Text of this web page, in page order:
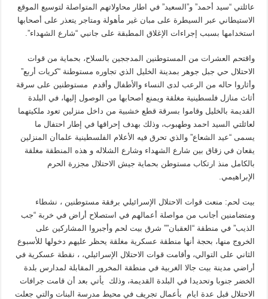
عائلتي “سيد أحمد” و”السعيد” في اطار محاولاتهم المتواصلة لتوسيع الموقع
الاستيطاني عبر السيطرة على مبان غير مأهولة ومتاجر يتعذر على أصحابها
استخدامها بسبب إجراءات الإغلاق المطبقة على جانبي “شارع الشهداء”.
واقتحم العشرات من المستوطنين المدججين بالسلاح، بحماية من قوات
الاحتلال حي جبل جوهر بمدينة الخليل الذي تجاوره مستوطنة “كريات أربع”
وأثاروا حاله من الرعب لدى النساء والأطفال وأقدم مستوطنين على سرقة
أثاث منازل فلسطينية مغلقة ويمنع أصحابها من الوصول إليها، في البلدة
القديمة بالخليل وقاموا بسرقة قطع خشبية من داخل منزلين تعود ملكيتهما
لعائلتي السيد احمد وطهبوب، وذلك بهدف إحراقها في إطار احتفال ما
يسمى “عيد الشعاع” والذي تحرق فيه الأعلام الفلسطينية علماأن المنزلين
يقعان في زقاق بين شارع الشهداء وشارع الشلاله و هذه المنطقة مغلقة
بالكامل منذ ارتكاب مستوطن بحماية جيش الاحتلال مجزرة الحرم
الإبراهيمي.
بيت لحم: منعت قوات الاحتلال الإسرائيلي برفقة مستوطنين ، نشطاء
ومتضامنين أجانب من مواصلة أعمالهم في استصلاح أراض في خربة “جب
الذيب” في منطقة “العقبان”” شرق بيت لحم وأجبروا المشاركين على
الخروج منها، بحجة أنها منطقة عسكرية مغلقة يحظر عليهم دخولها للأسبوع
الثاني على التوالي، وأقامت قوات الاحتلال الإسرائيلي، ، نقطة عسكرية في
أراضي مدينة بيت جالا الغربية في منطقة المخرور المقابلة لمدارس بلدة
الخضر جنوبا وتحديدا في البلدة القديمة، وذلك يأتي بعد أن قامت جرافات
الاحتلال قبل عدة ايام بأعمال تجريف في محيط مدرسة البنات والتي جعلت